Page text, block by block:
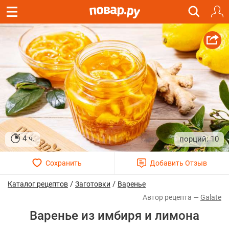
4 ч. 10
Каталог рецептов / Заготовки / Варенье
Galate
Варенье из имбиря и лимона